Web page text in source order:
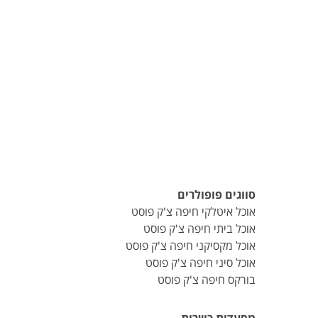
סווגים פופולרים
אוכל איטלקי חיפה צ'ק פוסט
אוכל ביתי חיפה צ'ק פוסט
אוכל מקסיקני חיפה צ'ק פוסט
אוכל סיני חיפה צ'ק פוסט
בורקס חיפה צ'ק פוסט